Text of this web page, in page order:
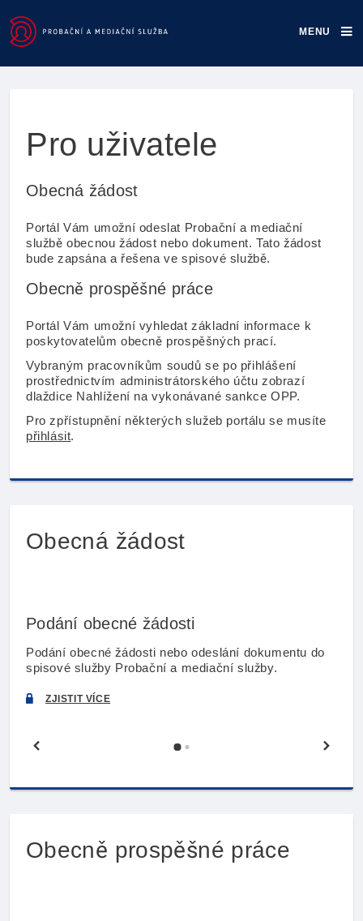
Pro uživatele
Obecná žádost
Portál Vám umožní odeslat Probační a mediační
službě obecnou žádost nebo dokument. Tato žádost
bude zapsána a řešena ve spisové službě.
Obecně prospěšné práce
Portál Vám umožní vyhledat základní informace k
poskytovatelům obecně prospěšných prací.
Vybraným pracovníkům soudů se po přihlášení
prostřednictvím administrátorského účtu zobrazí
dlaždice Nahlížení na vykonávané sankce OPP.
Pro zpřístupnění některých služeb portálu se musíte
přihlásit.
Obecná žádost
Podání obecné žádosti
Podání obecné žádosti nebo odeslání dokumentu do
spisové služby Probační a mediační služby.
ZJISTIT VÍCE
Obecně prospěšné práce
MENU